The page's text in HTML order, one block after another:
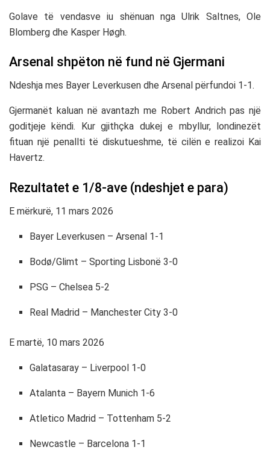
Golave të vendasve iu shënuan ngaUlrik Saltnes, Ole
Blomberg dhe Kasper Høgh.
Arsenal shpëton në fund në Gjermani
Ndeshja mes Bayer Leverkusen dhe Arsenal përfundoi 1-1.
Gjermanët kaluan në avantazh me Robert Andrichpas një
goditjeje këndi. Kur gjithçka dukej e mbyllur, londinezët
fituan një penallti të diskutueshme, të cilën e realizoi Kai
Havertz.
Rezultatet e 1/8-ave (ndeshjet e para)
E mërkurë, 11 mars 2026
Bayer Leverkusen – Arsenal 1-1
Bodø/Glimt – Sporting Lisbonë 3-0
PSG – Chelsea 5-2
Real Madrid – Manchester City 3-0
E martë, 10 mars 2026
Galatasaray – Liverpool 1-0
Atalanta – Bayern Munich 1-6
Atletico Madrid – Tottenham 5-2
Newcastle – Barcelona 1-1